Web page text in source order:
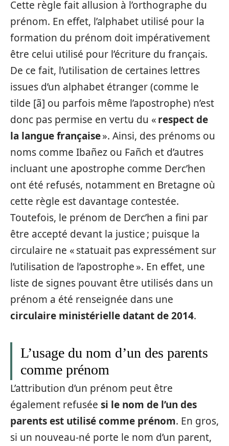
Cette règle fait allusion à l’orthographe du
prénom. En effet, l’alphabet utilisé pour la
formation du prénom doit impérativement
être celui utilisé pour l’écriture du français.
De ce fait, l’utilisation de certaines lettres
issues d’un alphabet étranger (comme le
tilde [ã] ou parfois même l’apostrophe) n’est
donc pas permise en vertu du «respect de
la langue française». Ainsi, des prénoms ou
noms comme Ibañez ou Fañch et d’autres
incluant une apostrophe comme Derc’hen
ont été refusés, notamment en Bretagne où
cette règle est davantage contestée.
Toutefois, le prénom de Derc’hen a fini par
être accepté devant la justice ; puisque la
circulaire ne « statuait pas expressément sur
l’utilisation de l’apostrophe ». En effet, une
liste de signes pouvant être utilisés dans un
prénom a été renseignée dans une
circulaire ministérielle datant de 2014.
L’usage du nom d’un des parents
comme prénom
L’attribution d’un prénom peut être
également refusée si le nom de l’un des
parents est utilisé comme prénom. En gros,
si un nouveau-né porte le nom d’un parent,